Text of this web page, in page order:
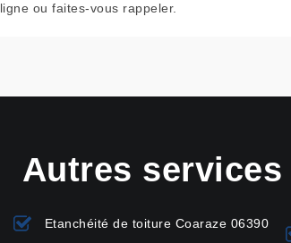
ligne ou faites-vous rappeler.
Autres services
Etanchéité de toiture Coaraze 06390